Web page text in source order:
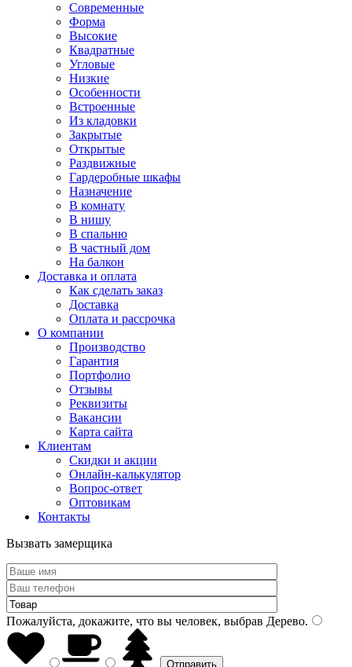
Современные
Форма
Высокие
Квадратные
Угловые
Низкие
Особенности
Встроенные
Из кладовки
Закрытые
Открытые
Раздвижные
Гардеробные шкафы
Назначение
В комнату
В нишу
В спальню
В частный дом
На балкон
Доставка и оплата
Как сделать заказ
Доставка
Оплата и рассрочка
О компании
Производство
Гарантия
Портфолио
Отзывы
Реквизиты
Вакансии
Карта сайта
Клиентам
Скидки и акции
Онлайн-калькулятор
Вопрос-ответ
Оптовикам
Контакты
Вызвать замерщика
Пожалуйста, докажите, что вы человек, выбрав Дерево.